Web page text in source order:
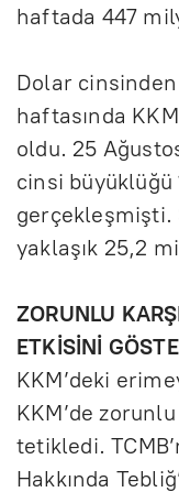
haftada 447
Dolar cinsinden
haftasında
oldu. 25
cinsi
gerçekleşmişti.
yaklaşık 25,2
ZORUNLU
ETKİSİNİ
KKM’deki
KKM’de zorunlu
tetikledi.
Hakkında